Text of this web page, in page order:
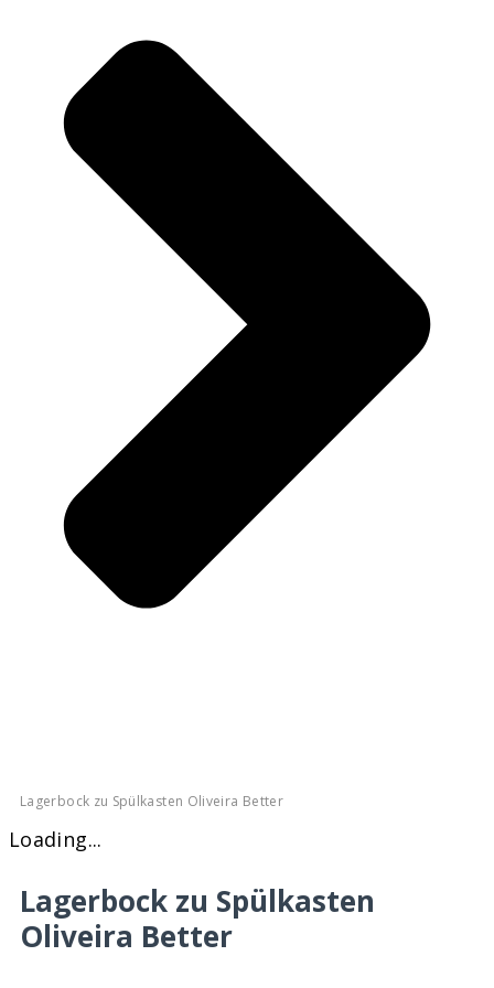
Lagerbock zu Spülkasten Oliveira Better
Loading...
Lagerbock zu Spülkasten
Oliveira Better